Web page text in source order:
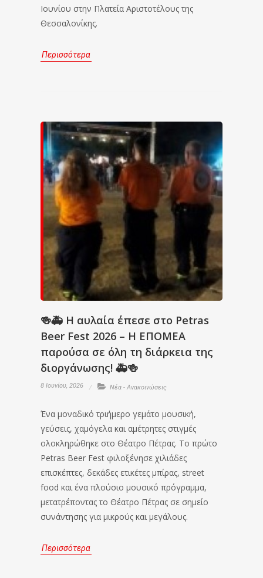
Ιουνίου στην Πλατεία Αριστοτέλους της
Θεσσαλονίκης.
Περισσότερα
🍻🚑 Η αυλαία έπεσε στο Petras
Beer Fest 2026 – Η ΕΠΟΜΕΑ
παρούσα σε όλη τη διάρκεια της
διοργάνωσης! 🚑🍻
8 Ιουνίου, 2026 Νέα - Ανακοινώσεις
Ένα μοναδικό τριήμερο γεμάτο μουσική,
γεύσεις, χαμόγελα και αμέτρητες στιγμές
ολοκληρώθηκε στο Θέατρο Πέτρας. Το πρώτο
Petras Beer Fest φιλοξένησε χιλιάδες
επισκέπτες, δεκάδες ετικέτες μπίρας, street
food και ένα πλούσιο μουσικό πρόγραμμα,
μετατρέποντας το Θέατρο Πέτρας σε σημείο
συνάντησης για μικρούς και μεγάλους.
Περισσότερα